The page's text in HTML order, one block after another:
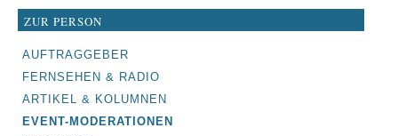
ZUR PERSON
NAVIGATION
ÜBERSPRINGEN
AUFTRAGGEBER
FERNSEHEN & RADIO
ARTIKEL & KOLUMNEN
EVENT-MODERATIONEN